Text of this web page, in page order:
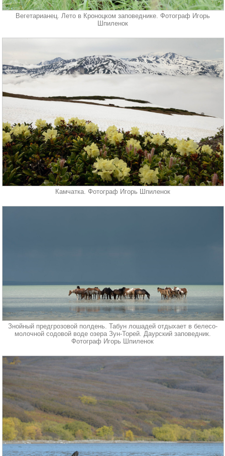
Вегетарианец. Лето в Кроноцком заповеднике. Фотограф Игорь
Шпиленок
Камчатка. Фотограф Игорь Шпиленок
Знойный предгрозовой полдень. Табун лошадей отдыхает в белесо-
молочной содовой воде озера Зун-Торей. Даурский заповедник.
Фотограф Игорь Шпиленок